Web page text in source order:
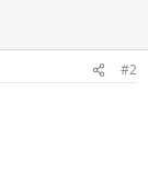
#2